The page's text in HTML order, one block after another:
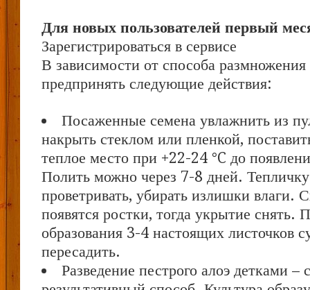
Для новых пользователей первый
Зарегистрироваться в сервисе
В зависимости от способа
предпринять следующие действия:
Посаженные семена увлажнить из
накрыть стеклом или пленкой,
теплое место при +22-24 °C до
Полить можно через 7-8 дней.
проветривать, убирать излишки влаги.
появятся ростки, тогда укрытие снять.
образования 3-4 настоящих листочков
пересадить.
Разведение пестрого алоэ детками